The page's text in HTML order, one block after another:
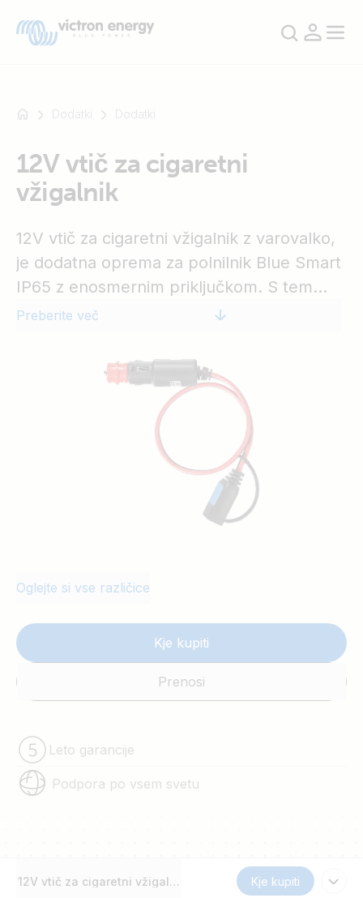
primer
SmartSolar
Multiplus-
Orion
SmartShunt
Dodatki Dodatki
12V vtič za cigaretni
vžigalnik
12V vtič za cigaretni vžigalnik z varovalko,
je dodatna oprema za polnilnik Blue Smart
IP65 z enosmernim priključkom. S tem
vtičem lahko polnite svoj akumulator vozila
Preberite več
Oglejte si vse različice
Kje kupiti
Prenosi
Leto garancije
Podpora po vsem svetu
12V vtič za cigaretni vžigalnik Kje kupiti